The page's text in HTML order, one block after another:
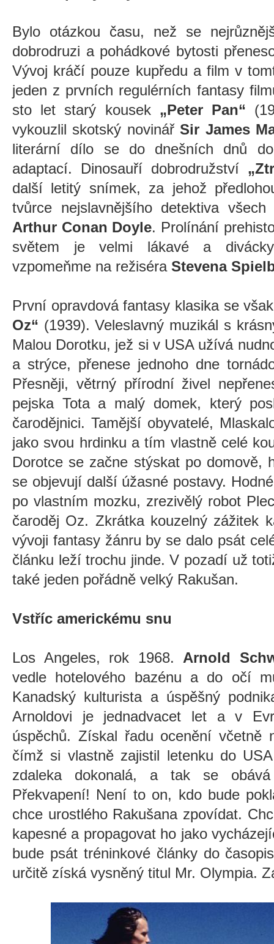
Bylo otázkou času, než se
dobrodruzi a pohádkové bytosti
Vývoj kráčí pouze kupředu a film v
jeden z prvních regulérních fantasy
sto let starý kousek „Peter Pan“
vykouzlil skotský novinářSir James
literární dílo se do dnešních dnů
adaptací. Dinosauří dobrodružství
další letitý snímek, za jehož
tvůrce nejslavnějšího detektiva
Arthur Conan Doyle. Prolínání
světem je velmi lákavé a
vzpomeňme na režiséra Stevena
První opravdová fantasy klasika se
Oz“ (1939). Veleslavný muzikál s
Malou Dorotku, jež si v USA užívá
a strýce, přenese jednoho dne
Přesněji, větrný přírodní živel
pejska Tota a malý domek, který
čarodějnici. Tamější obyvatelé,
jako svou hrdinku a tím vlastně celé
Dorotce se začne stýskat po domově,
se objevují další úžasné postavy.
po vlastním mozku, zrezivělý robot
čaroděj Oz. Zkrátka kouzelný zážitek
vývoji fantasy žánru by se dalo psát
článku leží trochu jinde. V pozadí už
také jeden pořádně velký Rakušan.
Vstříc americkému snu
Los Angeles, rok 1968. Arnold
vedle hotelového bazénu a do očí
Kanadský kulturista a úspěšný
Arnoldovi je jednadvacet let a v
úspěchů. Získal řadu ocenění včetně
čímž si vlastně zajistil letenku do
zdaleka dokonalá, a tak se obává
Překvapení! Není to on, kdo bude
chce urostlého Rakušana zpovídat.
kapesné a propagovat ho jako
bude psát tréninkové články do
určitě získá vysněný titul Mr. Olympia.